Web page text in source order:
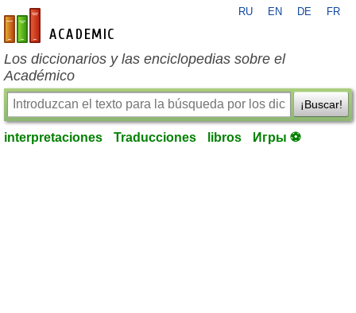
es-academic.com
RU EN DE FR
Los diccionarios y las enciclopedias sobre el
Académico
¡Buscar!
interpretaciones Traducciones libros Игры ⚽